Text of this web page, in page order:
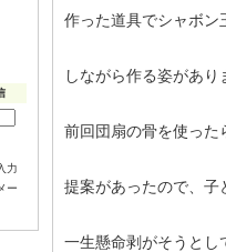
作った道具でシャボン
しながら作る姿があり
前回団扇の骨を使った
提案があったので、子
一生懸命剥がそうとし
力
ー